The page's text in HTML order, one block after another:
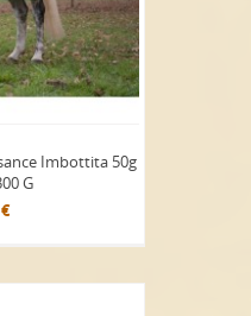
Imbottita 50g
G